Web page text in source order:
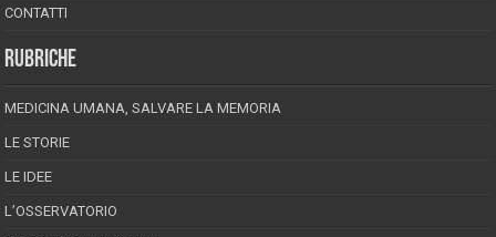
CONTATTI
RUBRICHE
MEDICINA UMANA, SALVARE LA MEMORIA
LE STORIE
LE IDEE
L’OSSERVATORIO